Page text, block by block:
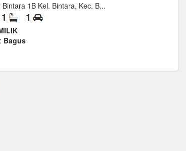
1B Kel. Bintara, Kec. B...
1 1
Bagus